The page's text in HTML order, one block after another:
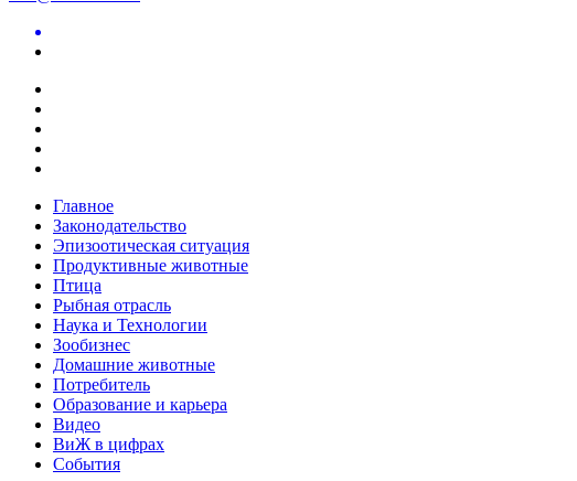
Главное
Законодательство
Эпизоотическая ситуация
Продуктивные животные
Птица
Рыбная отрасль
Наука и Технологии
Зообизнес
Домашние животные
Потребитель
Образование и карьера
Видео
ВиЖ в цифрах
События